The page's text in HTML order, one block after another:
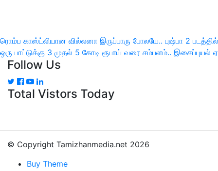
இடுகை
பட்டியல்
Previous
Post
ரொம்ப காஸ்ட்லியான வில்லனா இருப்பாரு போலயே.. புஷ்பா 2
Next
Post
ஒரு பாட்டுக்கு 3 முதல் 5 கோடி ரூபாய் வரை சம்பளம்..
Follow Us
Total Vistors Today
© Copyright Tamizhanmedia.net 2026
Buy Theme